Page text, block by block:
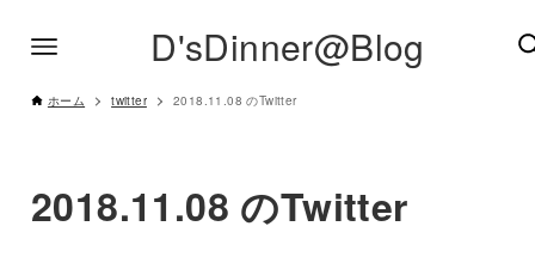
D'sDinner@Blog
ホーム twitter 2018.11.08 のTwitter
2018.11.08 のTwitter